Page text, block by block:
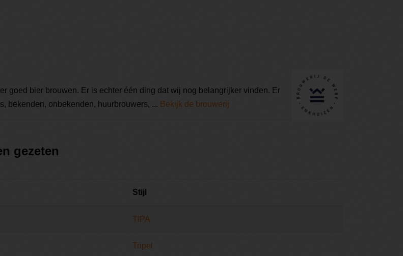
goed bier brouwen. Er is echter één ding dat wij nog belangrijker vinden. Er
bekenden, onbekenden, huurbrouwers, ... Bekijk de brouwerij
gezeten
Stijl
TIPA
Tripel